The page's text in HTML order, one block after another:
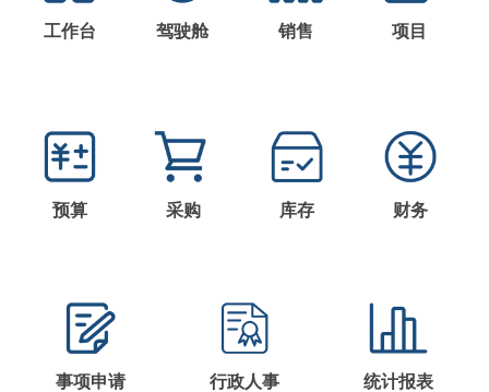
工作台 驾驶舱 销售 项目
预算 采购 库存 财务
事项申请 行政人事 统计报表